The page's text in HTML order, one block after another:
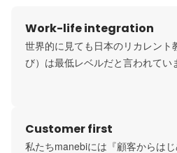
Work-life integration
世界的に見ても日本のリカレント
び）は最低レベルだと言われてい
は、人生の質そのものの向上に
考えています。
Customer first
私たちmanebiには『顧客からは